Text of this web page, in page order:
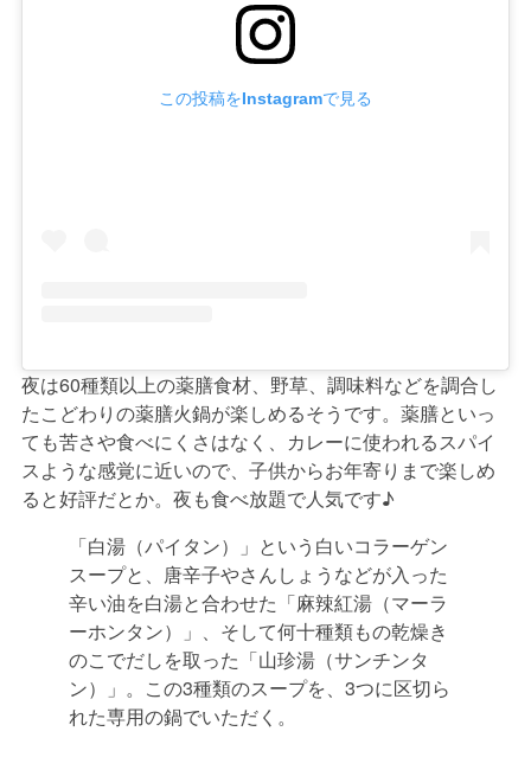
この投稿をInstagramで見る
夜は60種類以上の薬膳食材、野草、調味料などを調合し
たこどわりの薬膳火鍋が楽しめるそうです。薬膳といっ
ても苦さや食べにくさはなく、カレーに使われるスパイ
スような感覚に近いので、子供からお年寄りまで楽しめ
ると好評だとか。夜も食べ放題で人気です♪
「白湯（パイタン）」という白いコラーゲン
スープと、唐辛子やさんしょうなどが入った
辛い油を白湯と合わせた「麻辣紅湯（マーラ
ーホンタン）」、そして何十種類もの乾燥き
のこでだしを取った「山珍湯（サンチンタ
ン）」。この3種類のスープを、3つに区切ら
れた専用の鍋でいただく。